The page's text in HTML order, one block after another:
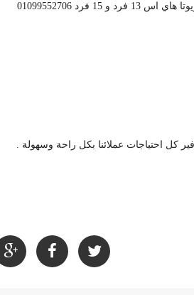
بالتالي استقبال مطار برج العرب اسكندرية 01099552706| ايجار ميكروباص تويوتا هاي اس 13 فرد و 15 فرد 01099552706